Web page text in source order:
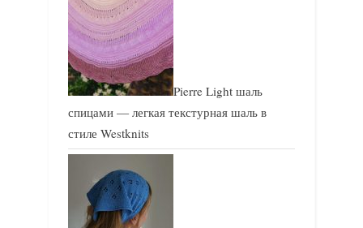
Pierre Light шаль
спицами — легкая текстурная шаль в
стиле Westknits